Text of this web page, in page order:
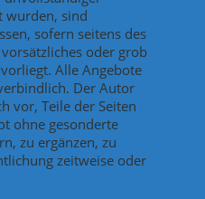
wurden, sind
sofern seitens des
oder grob
Alle Angebote
Der Autor
vor, Teile der Seiten
ohne gesonderte
zu ergänzen, zu
zeitweise oder